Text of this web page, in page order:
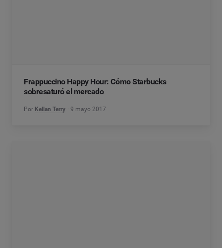
Frappuccino Happy Hour: Cómo Starbucks
sobresaturó el mercado
Por Kellan Terry 9 mayo 2017